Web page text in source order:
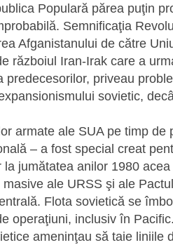
Popu­lară părea puţin
Semnificaţia
Afganistanului de către
răz­boiul Iran-Irak care a
prede­ce­sorilor, priveau
sovietic,
armate ale SUA pe timp de
– a fost special creat
jumătatea anilor 1980
ale URSS şi ale
Flota sovietică se
operaţiuni, inclusiv în
ame­ninţau să taie liniile